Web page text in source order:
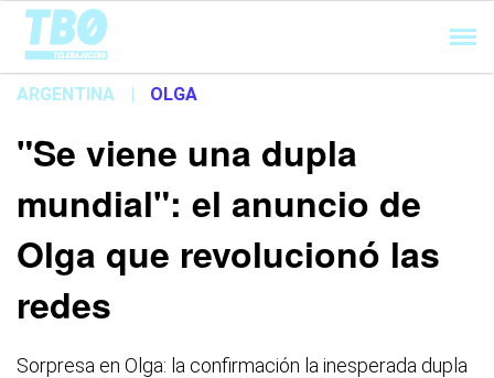
Cargando...
ARGENTINA | OLGA
"Se viene una dupla
mundial": el anuncio de
Olga que revolucionó las
redes
Sorpresa en Olga: la confirmación la inesperada dupla